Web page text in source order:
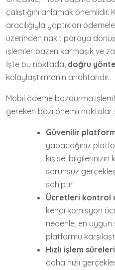
çalıştığını anlamak önemlidir.
aracılığıyla yaptıkları
üzerinden nakit paraya
işlemler bazen karmaşık ve
İşte bu noktada, doğru
kolaylaştırmanın anahtarıdır.
Mobil ödeme bozdurma
gereken bazı önemli noktalar
Güvenilir
yapacağınız
kişisel bilgilerinizin
sorunsuz
sahiptir.
Ücretleri kontrol
kendi komisyon
nedenle, en
platformu
Hızlı işlem süreleri
daha hızlı